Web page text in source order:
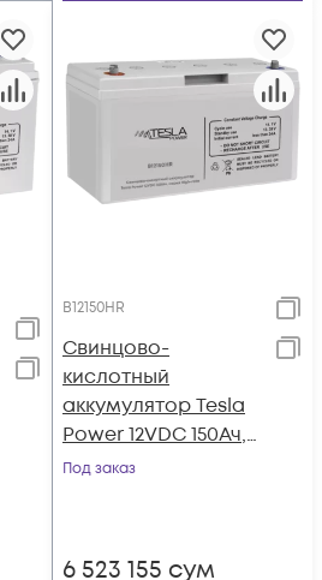
B12150HR
Свинцово-
кислотный
аккумулятор Tesla
Power 12VDC 150Ач,
серия High-rate
Под заказ
6 523 155 сум